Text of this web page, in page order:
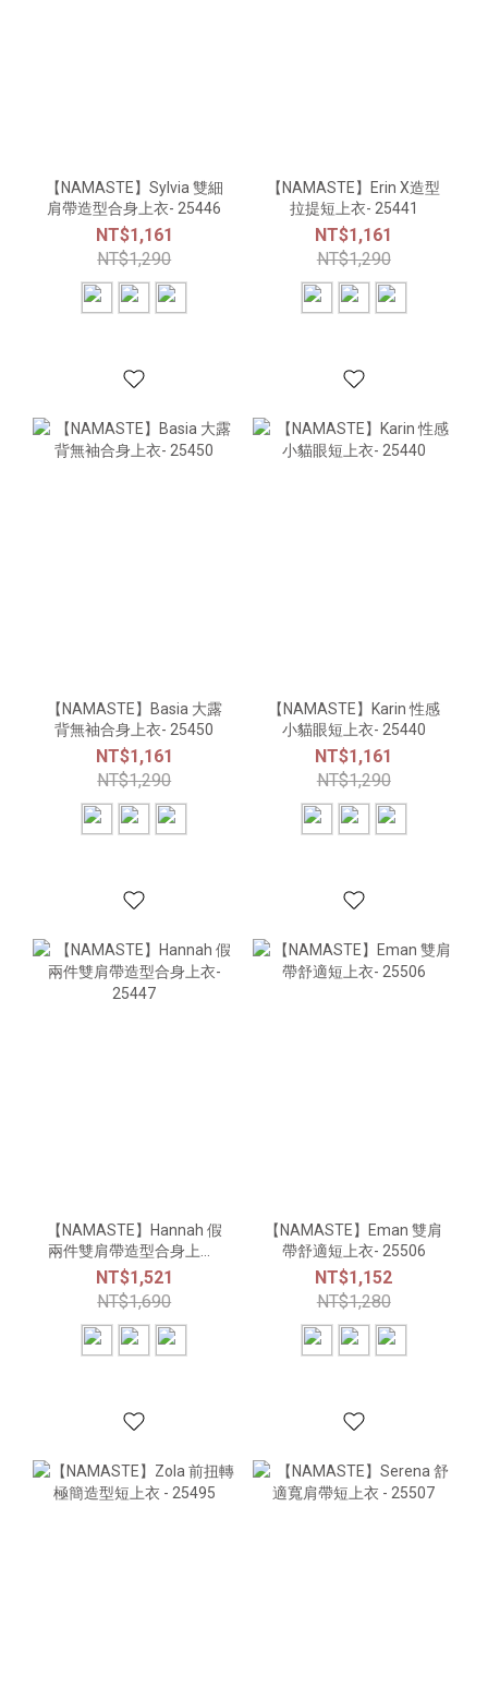
【NAMASTE】Sylvia 雙細
肩帶造型合身上衣- 25446
NT$1,161
NT$1,290
【NAMASTE】Erin X造型
拉提短上衣- 25441
NT$1,161
NT$1,290
【NAMASTE】Basia 大露
背無袖合身上衣- 25450
NT$1,161
NT$1,290
【NAMASTE】Karin 性感
小貓眼短上衣- 25440
NT$1,161
NT$1,290
【NAMASTE】Hannah 假
兩件雙肩帶造型合身上衣-
25447
NT$1,521
NT$1,690
【NAMASTE】Eman 雙肩
帶舒適短上衣- 25506
NT$1,152
NT$1,280